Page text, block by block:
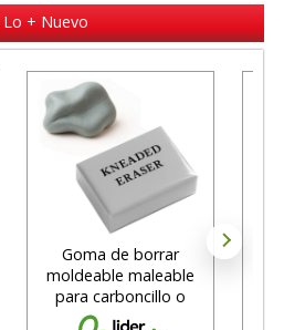
Lo + Nuevo
Goma de borrar
moldeable maleable
para carboncillo o
grafito